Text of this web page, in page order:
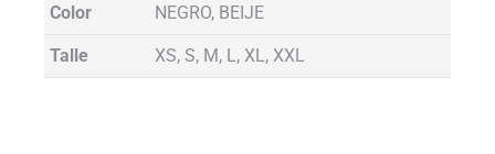
Color NEGRO, BEIJE
Talle XS, S, M, L, XL, XXL